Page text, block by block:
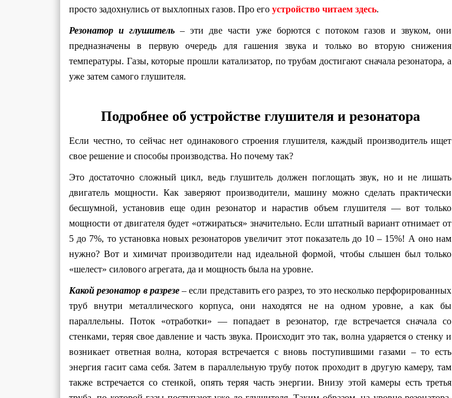
просто задохнулись от выхлопных газов. Про его устройство читаем здесь.
Резонатор и глушитель – эти две части уже борются с потоком газов и звуком, они
предназначены в первую очередь для гашения звука и только во вторую снижения
температуры. Газы, которые прошли катализатор, по трубам достигают сначала резонатора, а
уже затем самого глушителя.
Подробнее об устройстве глушителя и резонатора
Если честно, то сейчас нет одинакового строения глушителя, каждый производитель ищет
свое решение и способы производства. Но почему так?
Это достаточно сложный цикл, ведь глушитель должен поглощать звук, но и не лишать
двигатель мощности. Как заверяют производители, машину можно сделать практически
бесшумной, установив еще один резонатор и нарастив объем глушителя — вот только
мощности от двигателя будет «отжираться» значительно. Если штатный вариант отнимает от
5 до 7%, то установка новых резонаторов увеличит этот показатель до 10 – 15%! А оно нам
нужно? Вот и химичат производители над идеальной формой, чтобы слышен был только
«шелест» силового агрегата, да и мощность была на уровне.
Какой резонатор в разрезе– если представить его разрез, то это несколько перфорированных
труб внутри металлического корпуса, они находятся не на одном уровне, а как бы
параллельны. Поток «отработки» — попадает в резонатор, где встречается сначала со
стенками, теряя свое давление и часть звука. Происходит это так, волна ударяется о стенку и
возникает ответная волна, которая встречается с вновь поступившими газами – то есть
энергия гасит сама себя. Затем в параллельную трубу поток проходит в другую камеру, там
также встречается со стенкой, опять теряя часть энергии. Внизу этой камеры есть третья